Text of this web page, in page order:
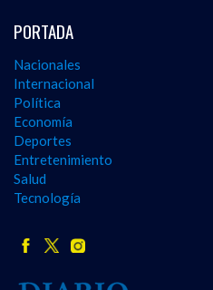
PORTADA
Nacionales
Internacional
Política
Economía
Deportes
Entretenimiento
Salud
Tecnología